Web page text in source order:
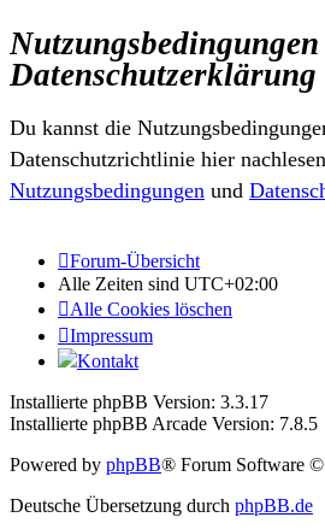
Datenschutzerklärung
Du kannst die
Datenschutzrichtlinie hier
Nutzungsbedingungen und
Forum-Übersicht
Alle Zeiten sind UTC+02:00
Alle Cookies löschen
Impressum
Kontakt
Installierte phpBB Version: 3.3.17
Installierte phpBB Arcade Version: 7.8.5
Powered by phpBB® Forum Software
Deutsche Übersetzung durch phpBB.de